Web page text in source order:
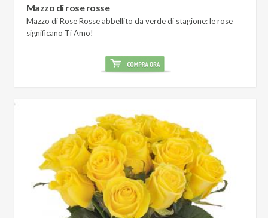
Mazzo di rose rosse
Mazzo di Rose Rosse abbellito da verde di stagione: le rose
significano Ti Amo!